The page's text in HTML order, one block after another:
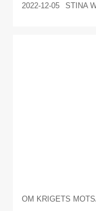
2022-12-05 STINA
OM KRIGETS